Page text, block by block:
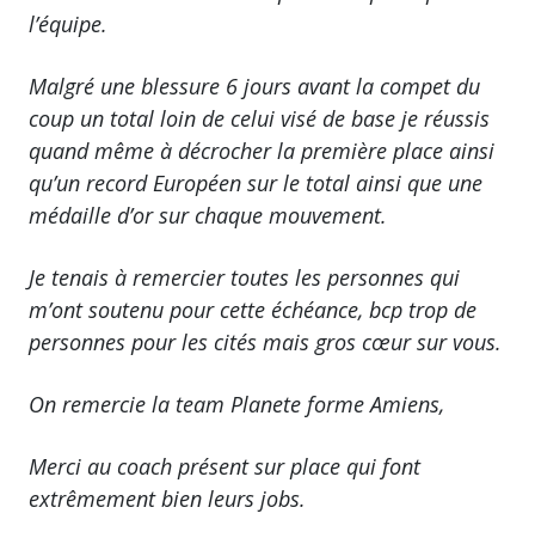
l’équipe.
Malgré une blessure 6 jours avant la compet du
coup un total loin de celui visé de base je réussis
quand même à décrocher la première place ainsi
qu’un record Européen sur le total ainsi que une
médaille d’or sur chaque mouvement.
Je tenais à remercier toutes les personnes qui
m’ont soutenu pour cette échéance, bcp trop de
personnes pour les cités mais gros cœur sur vous.
On remercie la team Planete forme Amiens,
Merci au coach présent sur place qui font
extrêmement bien leurs jobs.